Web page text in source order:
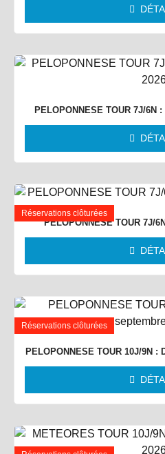
PELOPONNESE TOUR 7J/6N
Réservations clôturées
PELOPONNESE TOUR 7J/
Réservations clôturées
PELOPONNESE TOUR 10J/9N :